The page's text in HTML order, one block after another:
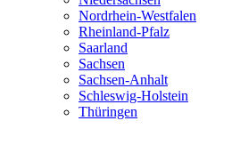
Nordrhein-Westfalen
Rheinland-Pfalz
Saarland
Sachsen
Sachsen-Anhalt
Schleswig-Holstein
Thüringen